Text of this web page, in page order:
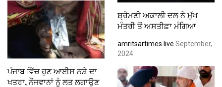
ਸ਼੍ਰੋਮਣੀ ਅਕਾਲੀ ਦਲ ਨੇ ਮੁੱਖ
ਮੰਤਰੀ ਤੋਂ ਅਸਤੀਫ਼ਾ ਮੰਗਿਆ
amritsartimes.live September,
2024
ਪੰਜਾਬ ਵਿੱਚ ਹੁਣ ਆਈਸ ਨਸ਼ੇ ਦਾ
ਖਤਰਾ, ਨੌਜਵਾਨਾਂ ਨੂੰ ਲਤ ਲਗਾਉਣ